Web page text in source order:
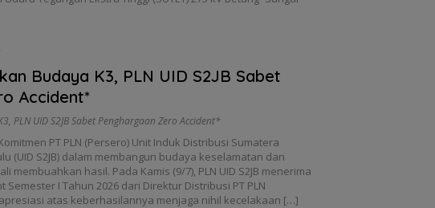
Budaya K3, PLN UID S2JB Sabet
Accident*
,PLN UID S2JB Sabet Penghargaan Zero Accident*
Komitmen PT PLN (Persero) Unit Induk Distribusi Sumatera
(UID S2JB) dalam membangun budaya keselamatan dan
membuahkan hasil. Pada Kamis (9/7), PLN UID S2JB menerima
I Tahun 2026 dari Direktur Distribusi PT PLN
atas keberhasilannya menjaga nihil kecelakaan […]